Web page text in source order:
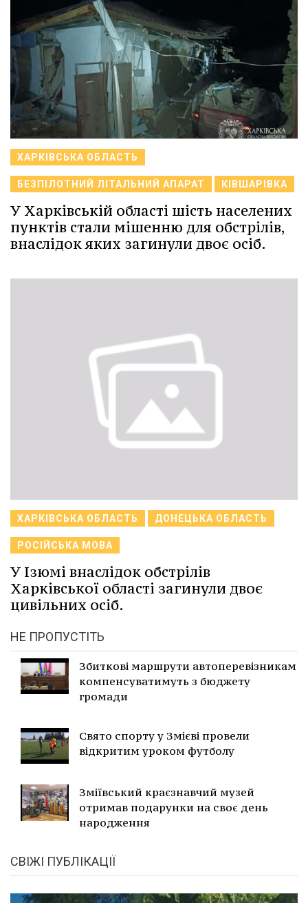
ХАРКІВСЬКА ОБЛАСТЬ
БЕЗПІЛОТНИЙ ЛІТАЛЬНИЙ АПАРАТ КІВШАРІВКА
У Харківській області шість населених
пунктів стали мішенню для обстрілів,
внаслідок яких загинули двоє осіб.
ХАРКІВСЬКА ОБЛАСТЬ ДОНЕЦЬКА ОБЛАСТЬ
РОСІЙСЬКА МОВА
У Ізюмі внаслідок обстрілів
Харківської області загинули двоє
цивільних осіб.
НЕ ПРОПУСТІТЬ
Збиткові маршрути автоперевізникам
компенсуватимуть з бюджету
громади
Свято спорту у Змієві провели
відкритим уроком футболу
Зміївський краєзнавчий музей
отримав подарунки на своє день
народження
СВІЖІ ПУБЛІКАЦІЇ